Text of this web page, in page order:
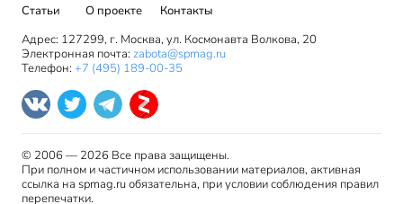
Статьи
О проекте
Контакты
Адрес: 127299, г. Москва, ул. Космонавта Волкова, 20
Электронная почта: zabota@spmag.ru
Телефон: +7 (495) 189-00-35
© 2006 — 2026 Все права защищены.
При полном и частичном использовании материалов, активная
ссылка на spmag.ru обязательна, при условии соблюдения правил
перепечатки.